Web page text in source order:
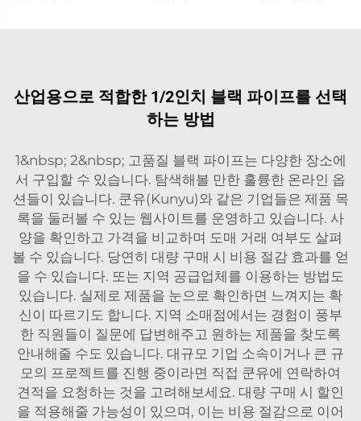
산업용으로 적합한 1/2인치 블랙 파이프를 선택
하는 방법
1&nbsp; 2&nbsp; 고품질 블랙 파이프는 다양한 장소에
서 구입할 수 있습니다. 탐색해볼 만한 훌륭한 온라인 옵
션들이 있습니다. 쿤유(Kunyu)와 같은 기업들은 제품 목
록을 둘러볼 수 있는 웹사이트를 운영하고 있습니다. 사
양을 확인하고 가격을 비교하며 도매 거래 여부도 살펴
볼 수 있습니다. 당연히 대량 구매 시 비용 절감 효과를 얻
을 수 있습니다. 또는 지역 공급업체를 이용하는 방법도
있습니다. 실제로 제품을 눈으로 확인하면 느껴지는 확
신이 따르기도 합니다. 지역 소매점에서는 경험이 풍부
한 직원들이 질문에 답변해주고 원하는 제품을 찾도록
안내해줄 수도 있습니다. 대규모 기업 소속이거나 큰 규
모의 프로젝트를 진행 중이라면 직접 쿤유에 연락하여
견적을 요청하는 것을 고려해보세요. 대량 구매 시 할인
을 적용해줄 가능성이 있으며, 이는 비용 절감으로 이어